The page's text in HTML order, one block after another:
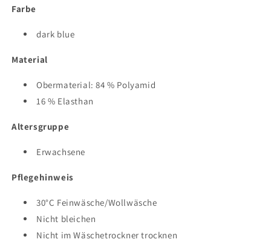
Farbe
dark blue
Material
Obermaterial: 84 % Polyamid
16 % Elasthan
Altersgruppe
Erwachsene
Pflegehinweis
30°C Feinwäsche/Wollwäsche
Nicht bleichen
Nicht im Wäschetrockner trocknen